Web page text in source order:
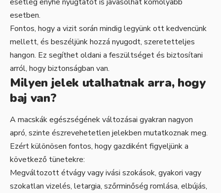
esetben.
Fontos, hogy a vizit során mindig legyünk ott kedvencünk
mellett, és beszéljünk hozzá nyugodt, szeretetteljes
hangon. Ez segíthet oldani a feszültséget és biztosítani
arról, hogy biztonságban van.
Milyen jelek utalhatnak arra, hogy
baj van?
A macskák egészségének változásai gyakran nagyon
apró, szinte észrevehetetlen jelekben mutatkoznak meg.
Ezért különösen fontos, hogy gazdiként figyeljünk a
következő tünetekre:
Megváltozott étvágy vagy ivási szokások, gyakori vagy
szokatlan vizelés, letargia, szőrminőség romlása, elbújás,